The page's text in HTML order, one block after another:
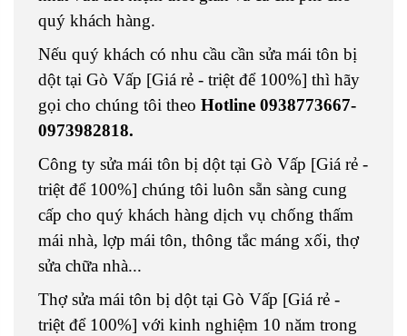
quý khách hàng.
Nếu quý khách có nhu cầu cần sửa mái tôn bị
dột tại Gò Vấp [Giá rẻ - triệt để 100%] thì hãy
gọi cho chúng tôi theo Hotline 0938773667-
0973982818.
Công ty sửa mái tôn bị dột tại Gò Vấp [Giá rẻ -
triệt để 100%] chúng tôi luôn sẵn sàng cung
cấp cho quý khách hàng dịch vụ chống thấm
mái nhà, lợp mái tôn, thông tắc máng xối, thợ
sửa chữa nhà...
Thợ sửa mái tôn bị dột tại Gò Vấp [Giá rẻ -
triệt để 100%] với kinh nghiệm 10 năm trong